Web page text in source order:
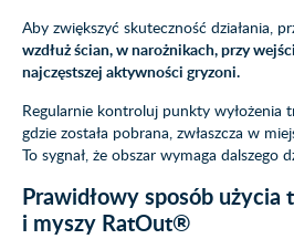
Aby zwiększyć skuteczność działania,
wzdłuż ścian, w narożnikach, przy
najczęstszej aktywności gryzoni.
Regularnie kontroluj punkty wyłożenia
gdzie została pobrana, zwłaszcza w
To sygnał, że obszar wymaga dalszego
Prawidłowy sposób użycia
i myszy RatOut®